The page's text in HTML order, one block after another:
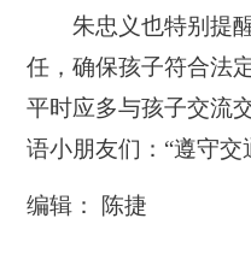
朱忠义也特别提醒
任，确保孩子符合法
平时应多与孩子交流
语小朋友们：“遵守
编辑： 陈捷